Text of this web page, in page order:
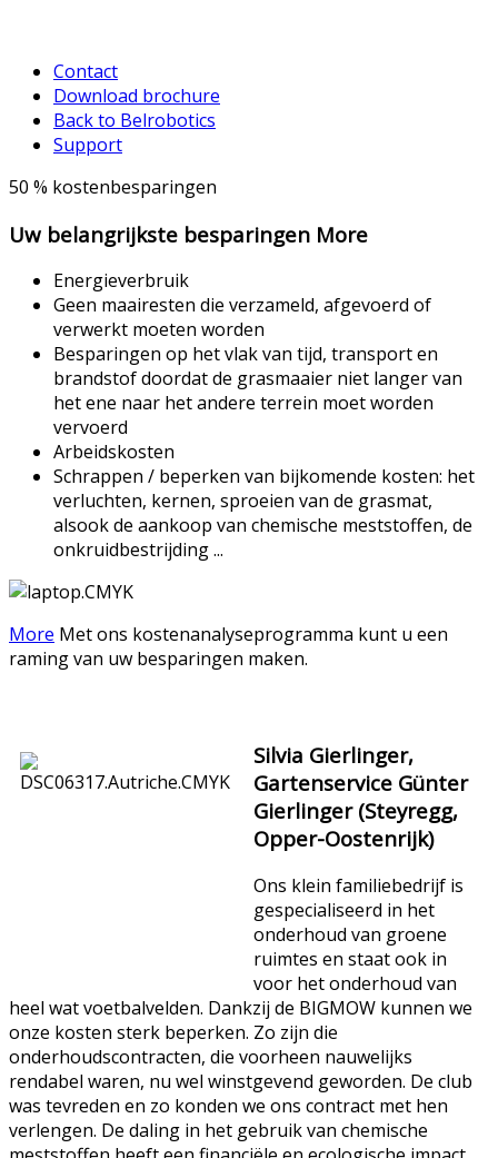
Contact
Download brochure
Back to Belrobotics
Support
50 % kostenbesparingen
Uw belangrijkste besparingen More
Energieverbruik
Geen maairesten die verzameld, afgevoerd of
verwerkt moeten worden
Besparingen op het vlak van tijd, transport en
brandstof doordat de grasmaaier niet langer van
het ene naar het andere terrein moet worden
vervoerd
Arbeidskosten
Schrappen / beperken van bijkomende kosten: het
verluchten, kernen, sproeien van de grasmat,
alsook de aankoop van chemische meststoffen, de
onkruidbestrijding ...
More Met ons kostenanalyseprogramma kunt u een
raming van uw besparingen maken.
Silvia Gierlinger,
Gartenservice Günter
Gierlinger (Steyregg,
Opper-Oostenrijk)
Ons klein familiebedrijf is
gespecialiseerd in het
onderhoud van groene
ruimtes en staat ook in
voor het onderhoud van
heel wat voetbalvelden. Dankzij de BIGMOW kunnen we
onze kosten sterk beperken. Zo zijn die
onderhoudscontracten, die voorheen nauwelijks
rendabel waren, nu wel winstgevend geworden. De club
was tevreden en zo konden we ons contract met hen
verlengen. De daling in het gebruik van chemische